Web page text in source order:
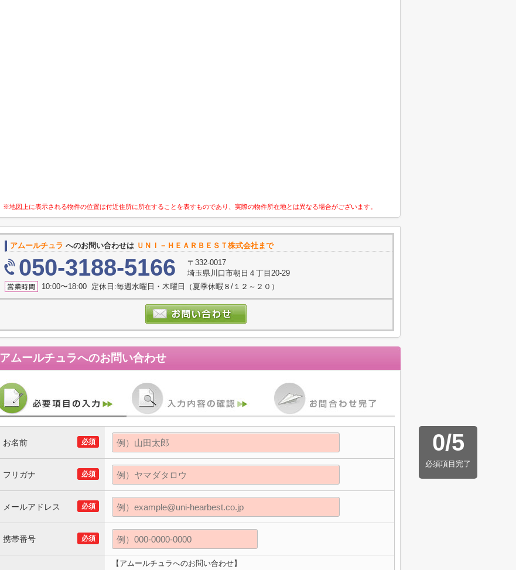
※地図上に表示される物件の位置は付近住所に所在することを表すものであり、実際の物件所在地とは異なる場合がございます。
アムールチュラ へのお問い合わせは ＵＮＩ－ＨＥＡＲＢＥＳＴ株式会社まで
050-3188-5166
〒332-0017
埼玉県川口市朝日４丁目20-29
10:00〜18:00 定休日:毎週水曜日・木曜日（夏季休暇８/１２～２０）
アムールチュラへのお問い合わせ
0/5
必須項目完了
必須
お名前
必須
フリガナ
必須
メールアドレス
必須
携帯番号
【アムールチュラへのお問い合わせ】